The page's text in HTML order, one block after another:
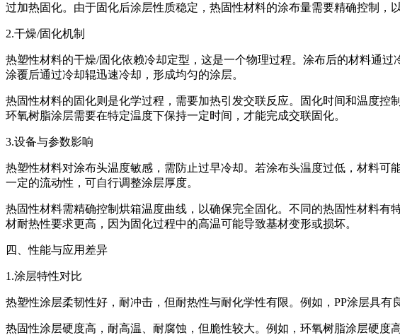
过加热固化。由于固化后涂层性质稳定，热固性材料的涂布量需要精确控制，
2.干燥/固化机制
热塑性材料的干燥/固化依赖冷却定型，这是一个物理过程。涂布后的材料通
涂覆后通过冷却辊迅速冷却，形成均匀的涂层。
热固性材料的固化则是化学过程，需要加热引发交联反应。固化时间和温度
环氧树脂涂层需要在特定温度下保持一定时间，才能完成交联固化。
3.设备与参数影响
热塑性材料对涂布头温度敏感，需防止过早冷却。若涂布头温度过低，材料
一定的流动性，可自行调整涂层厚度。
热固性材料需精确控制烘箱温度曲线，以确保完全固化。不同的热固性材料
材耐热性要求更高，因为固化过程中的高温可能导致基材变形或损坏。
四、性能与应用差异
1.涂层特性对比
热塑性涂层柔韧性好，耐冲击，但耐热性与耐化学性有限。例如，PP涂层具
热固性涂层硬度高，耐高温、耐腐蚀，但脆性较大。例如，环氧树脂涂层硬度